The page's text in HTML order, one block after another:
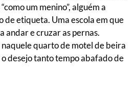
um menino”, alguém a
de etiqueta. Uma escola em que
andar e cruzar as pernas.
quarto de motel de beira
desejo tanto tempo abafado de